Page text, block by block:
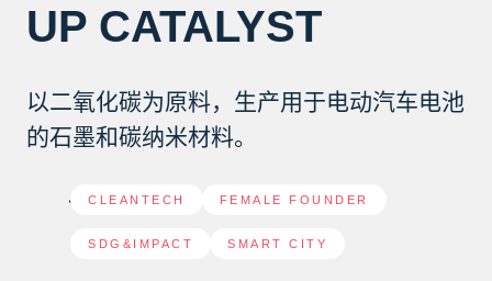
UP CATALYST
以二氧化碳为原料，生产用于电动汽车电池
的石墨和碳纳米材料。
CLEANTECH FEMALE FOUNDER
SDG&IMPACT SMART CITY